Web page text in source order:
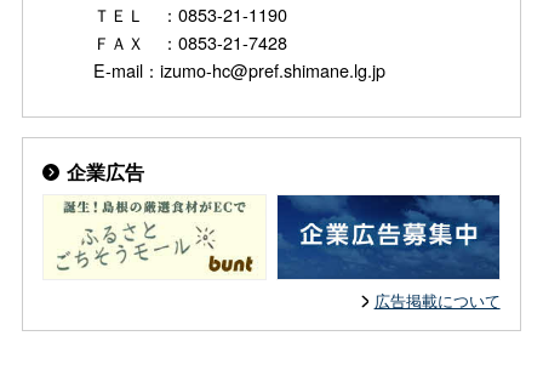
ＴＥＬ ：0853-21-1190
ＦＡＸ ：0853-21-7428
E-mail：izumo-hc@pref.shimane.lg.jp
企業広告
広告掲載について